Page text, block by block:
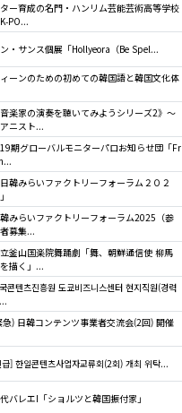
ー育成の名門・ハンリム芸能芸術高等学校
K‑PO...
・サンス個展「Hollyeora（Be Spel...
ーンのための初めての韓国語と韓国文化体
音楽家の演奏を聴いてみようシリーズ2》〜
ニスト...
期グローバルモニターパロお知らせ団「Fr
日韓みらいファクトリーフォーラム２０２
みらいファクトリーフォーラム2025（参
募集...
釜山国楽院舞踊劇「舞、朝鮮通信使 柳馬
描く」...
콘텐츠진흥원 도쿄비즈니스센터 현지직원(경력
急) 日韓コンテンツ事業者交流会(2回) 開催
급] 한일콘텐츠사업자교류회(2회) 개최 위탁...
バレエI「ショルツと韓国振付家」